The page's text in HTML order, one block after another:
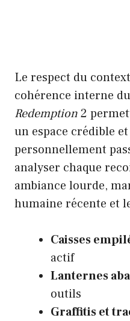
Le respect du
cohérence interne
Redemption2
un espace crédible
personnellement
analyser chaque
ambiance lourde,
humaine récente et
Caisses
actif
Lanternes
outils
Graffitis et